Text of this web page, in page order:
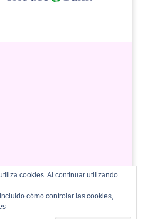
cookies. Al continuar utilizando
cómo controlar las cookies,